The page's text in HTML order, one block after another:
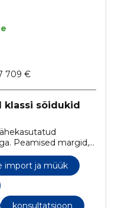
709 €
klassi sõidukid
Peamised margid,
import ja müük
konsultatsioon